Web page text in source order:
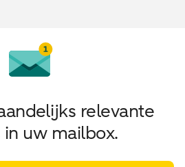
relevante
uw mailbox.